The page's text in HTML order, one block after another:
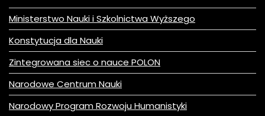
Ministerstwo Nauki i Szkolnictwa Wyższego
Konstytucja dla Nauki
Zintegrowana siec o nauce POLON
Narodowe Centrum Nauki
Narodowy Program Rozwoju Humanistyki